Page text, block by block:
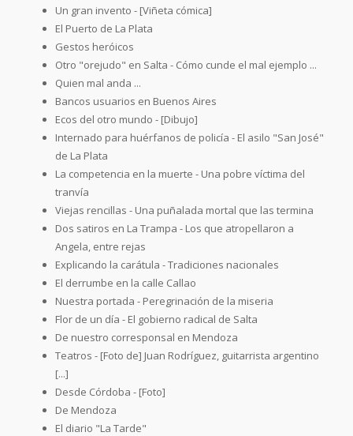
Un gran invento - [Viñeta cómica]
El Puerto de La Plata
Gestos heróicos
Otro "orejudo" en Salta - Cómo cunde el mal ejemplo ...
Quien mal anda ...
Bancos usuarios en Buenos Aires
Ecos del otro mundo - [Dibujo]
Internado para huérfanos de policía - El asilo "San José"
de La Plata
La competencia en la muerte - Una pobre víctima del
tranvía
Viejas rencillas - Una puñalada mortal que las termina
Dos satiros en La Trampa - Los que atropellaron a
Angela, entre rejas
Explicando la carátula - Tradiciones nacionales
El derrumbe en la calle Callao
Nuestra portada - Peregrinación de la miseria
Flor de un día - El gobierno radical de Salta
De nuestro corresponsal en Mendoza
Teatros - [Foto de] Juan Rodríguez, guitarrista argentino
[...]
Desde Córdoba - [Foto]
De Mendoza
El diario "La Tarde"